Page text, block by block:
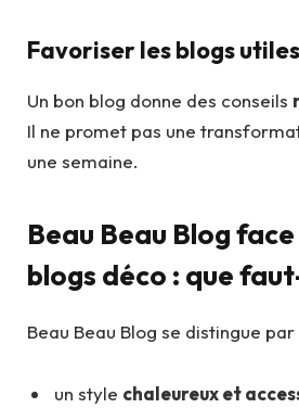
Favoriser les blogs
Un bon blog donne des conseils
Il ne promet pas une
une semaine.
Beau Beau Blog
blogs déco : que
Beau Beau Blog se distingue par
un style chaleureux et